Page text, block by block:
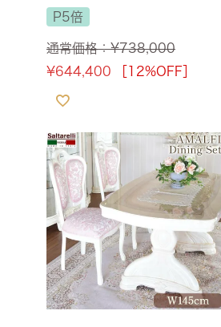
人掛け ブラウン 幅165cm
【送料無料/設置サービス付】
P5倍
通常価格：¥738,000
¥644,400 ［12%OFF］